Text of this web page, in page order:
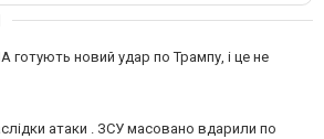
новий удар по Трампу, і це не
атаки . ЗСУ масовано вдарили по